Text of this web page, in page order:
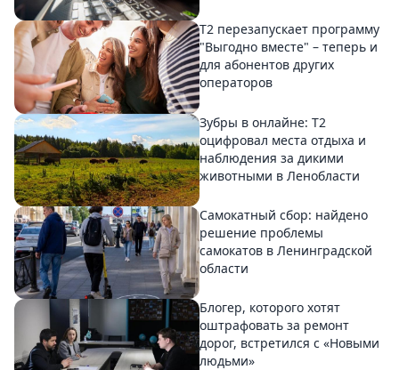
Т2 перезапускает программу
"Выгодно вместе" – теперь и
для абонентов других
операторов
Зубры в онлайне: Т2
оцифровал места отдыха и
наблюдения за дикими
животными в Ленобласти
Самокатный сбор: найдено
решение проблемы
самокатов в Ленинградской
области
Блогер, которого хотят
оштрафовать за ремонт
дорог, встретился с «Новыми
людьми»